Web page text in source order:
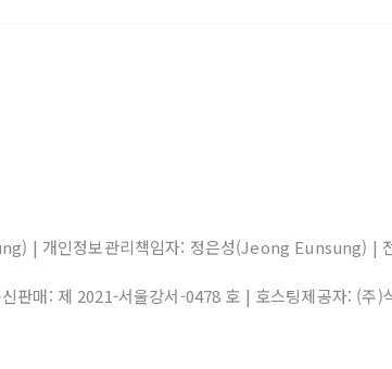
| 개인정보관리책임자: 정은성(Jeong
판매: 제 2021-서울강서-0478 호 | 호스팅제공자: (주)